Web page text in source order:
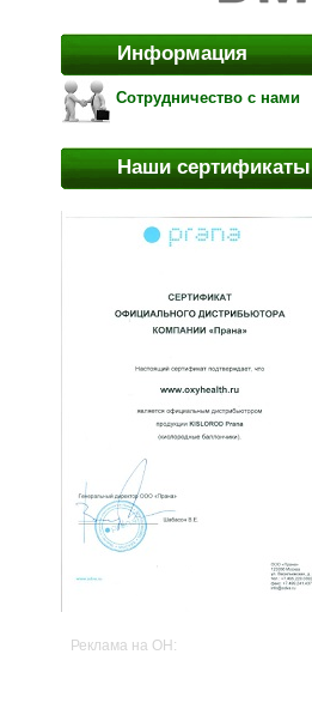
Информация
Сотрудничество с нами
Наши сертификаты
Реклама на OH: